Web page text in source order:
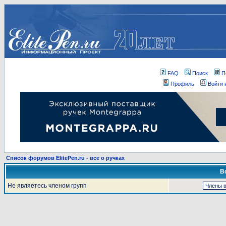
FAQ Поиск
Профиль
Войти
Список форумов ElitePen.ru - все о ручках
Не являетесь членом групп